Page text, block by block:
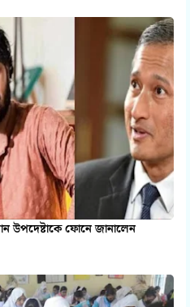
উপদেষ্টাকে ফোনে জানালেন